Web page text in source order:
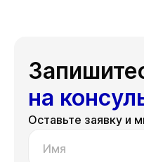
на
Оставьте заявку и
Имя